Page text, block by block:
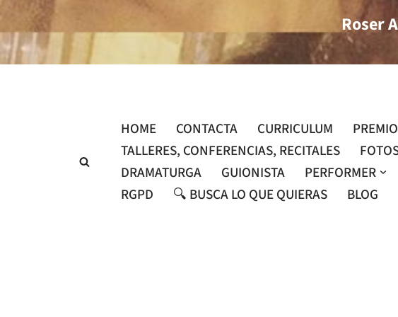
Saltar
al
contenido
Roser
HOME CONTACTA CURRICULUM
TALLERES, CONFERENCIAS, RECITALES
DRAMATURGA
GUIONISTA PERFORMER
RGPD
🔍 BUSCA LO QUE QUIERAS BLOG